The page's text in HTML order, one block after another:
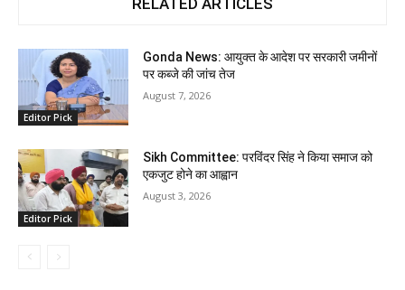
Editor Pick
Gonda News: आयुक्त के आदेश पर सरकारी जमीनों
पर कब्जे की जांच तेज
August 7, 2026
Editor Pick
Sikh Committee: परविंदर सिंह ने किया समाज को
एकजुट होने का आह्वान
August 3, 2026